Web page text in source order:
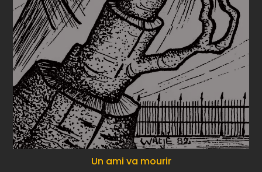
Un ami va mourir